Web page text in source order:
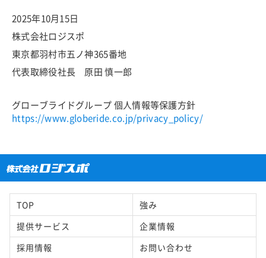
2025年10月15日
株式会社ロジスポ
東京都羽村市五ノ神365番地
代表取締役社長 原田 慎一郎
グローブライドグループ 個人情報等保護方針
https://www.globeride.co.jp/privacy_policy/
TOP
強み
提供サービス
企業情報
採用情報
お問い合わせ